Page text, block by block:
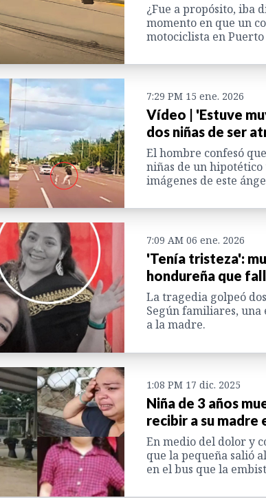
¿Fue a propósito, iba
momento en que un
motociclista en Puerto
7:29 PM 15 ene. 2026
Vídeo | 'Estuve
dos niñas de ser
El hombre confesó
niñas de un
imágenes de este
7:09 AM 06 ene. 2026
'Tenía tristeza':
hondureña que
La tragedia golpeó
Según familiares,
a la madre.
1:08 PM 17 dic. 2025
Niña de 3 años
recibir a su madre
En medio del dolor y
que la pequeña salió
en el bus que la